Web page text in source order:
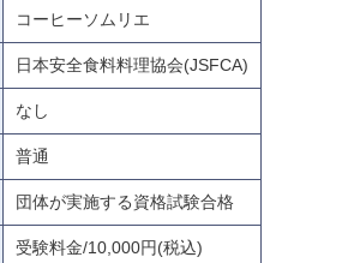
コーヒーソムリエ
日本安全食料料理協会(JSFCA)
なし
普通
団体が実施する資格試験合格
受験料金/10,000円(税込)